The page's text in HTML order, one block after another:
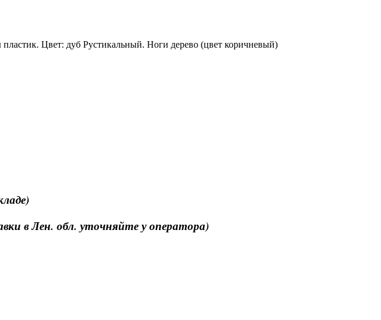
Цвет: дуб Рустикальный. Ноги дерево (цвет коричневый)
в Лен. обл. уточняйте у оператора)